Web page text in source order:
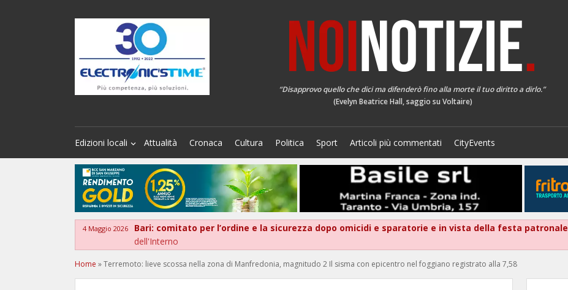
“Disapprovo quello che dici ma difenderò fino alla morte il tuo diritto a dirlo.”
(Evelyn Beatrice Hall, saggio su Voltaire)
Edizioni locali Attualità Cronaca Cultura Politica Sport Articoli più commentati CityEvents
4 Maggio 2026 Bari: comitato per l’ordine e la sicurezza dopo omicidi e sparatorie e in vista della festa patronale
dell'Interno
Home »Terremoto: lieve scossa nella zona di Manfredonia, magnitudo 2 Il sisma con epicentro nel foggiano registrato alla 7,58